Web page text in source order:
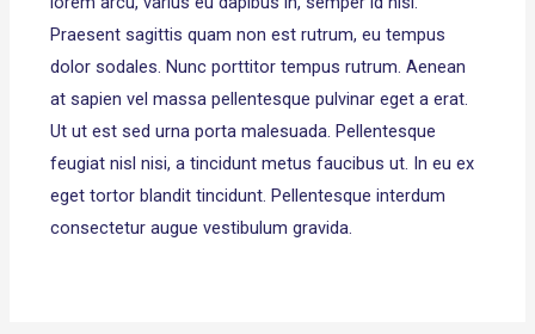
Praesent sagittis quam non est rutrum, eu tempus
dolor sodales. Nunc porttitor tempus rutrum. Aenean
at sapien vel massa pellentesque pulvinar eget a erat.
Ut ut est sed urna porta malesuada. Pellentesque
feugiat nisl nisi, a tincidunt metus faucibus ut. In eu ex
eget tortor blandit tincidunt. Pellentesque interdum
consectetur augue vestibulum gravida.